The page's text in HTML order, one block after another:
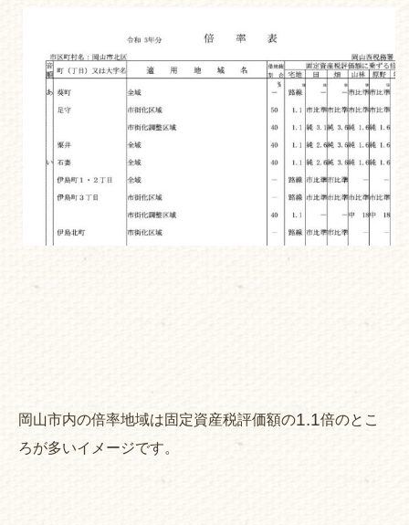
岡山市内の倍率地域は固定資産税評価額の1.1倍のとこ
ろが多いイメージです。